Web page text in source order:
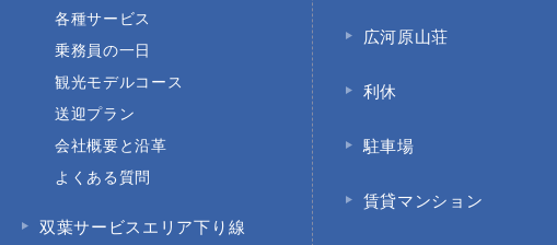
各種サービス
乗務員の一日
観光モデルコース
送迎プラン
会社概要と沿革
よくある質問
双葉サービスエリア下り線
広河原山荘
利休
駐車場
賃貸マンション